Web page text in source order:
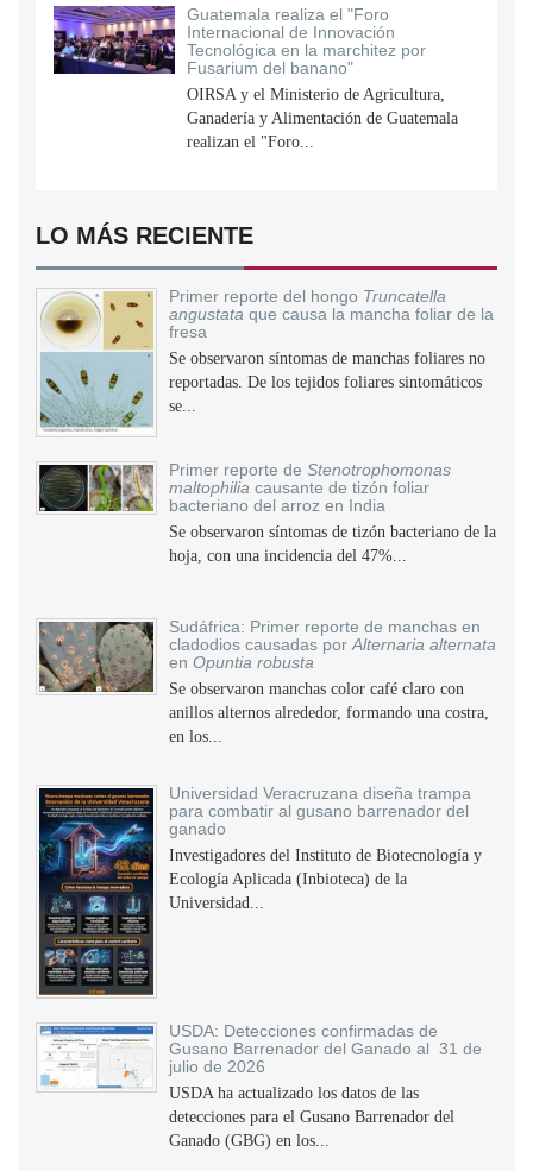
Guatemala realiza el "Foro
Internacional de Innovación
Tecnológica en la marchitez por
Fusarium del banano"
OIRSA y el Ministerio de Agricultura,
Ganadería y Alimentación de Guatemala
realizan el "Foro...
LO MÁS RECIENTE
Primer reporte del hongo Truncatella
angustata que causa la mancha foliar de la
fresa
Se observaron síntomas de manchas foliares no
reportadas. De los tejidos foliares sintomáticos
se...
Primer reporte de Stenotrophomonas
maltophilia causante de tizón foliar
bacteriano del arroz en India
Se observaron síntomas de tizón bacteriano de la
hoja, con una incidencia del 47%...
Sudáfrica: Primer reporte de manchas en
cladodios causadas por Alternaria alternata
en Opuntia robusta
Se observaron manchas color café claro con
anillos alternos alrededor, formando una costra,
en los...
Universidad Veracruzana diseña trampa
para combatir al gusano barrenador del
ganado
Investigadores del Instituto de Biotecnología y
Ecología Aplicada (Inbioteca) de la
Universidad...
USDA: Detecciones confirmadas de
Gusano Barrenador del Ganado al 31 de
julio de 2026
USDA ha actualizado los datos de las
detecciones para el Gusano Barrenador del
Ganado (GBG) en los...